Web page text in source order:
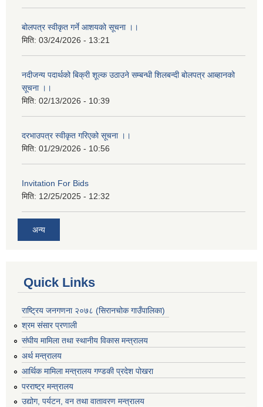
बोलपत्र स्वीकृत गर्ने आशयको सूचना ।।
मिति: 03/24/2026 - 13:21
नदीजन्य पदार्थको बिक्री शूल्क उठाउने सम्बन्धी शिलबन्दी बोलपत्र आब्हानको
सूचना ।।
मिति: 02/13/2026 - 10:39
दरभाउपत्र स्वीकृत गरिएको सूचना ।।
मिति: 01/29/2026 - 10:56
Invitation For Bids
मिति: 12/25/2025 - 12:32
अन्य
Quick Links
राष्ट्रिय जनगणना २०७८ (सिरानचोक गाउँपालिका)
श्रम संसार प्रणाली
संघीय मामिला तथा स्थानीय विकास मन्त्रालय
अर्थ मन्त्रालय
आर्थिक मामिला मन्त्रालय गण्डकी प्रदेश पोखरा
परराष्ट्र मन्त्रालय
उद्योग, पर्यटन, वन तथा वातावरण मन्त्रालय